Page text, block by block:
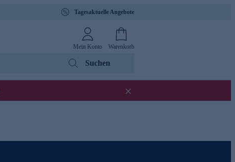
Tagesaktuelle Angebote
Mein Konto Warenkorb
Suchen